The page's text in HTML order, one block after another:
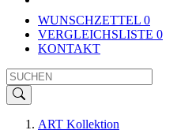
WUNSCHZETTEL 0
VERGLEICHSLISTE 0
KONTAKT
ART Kollektion